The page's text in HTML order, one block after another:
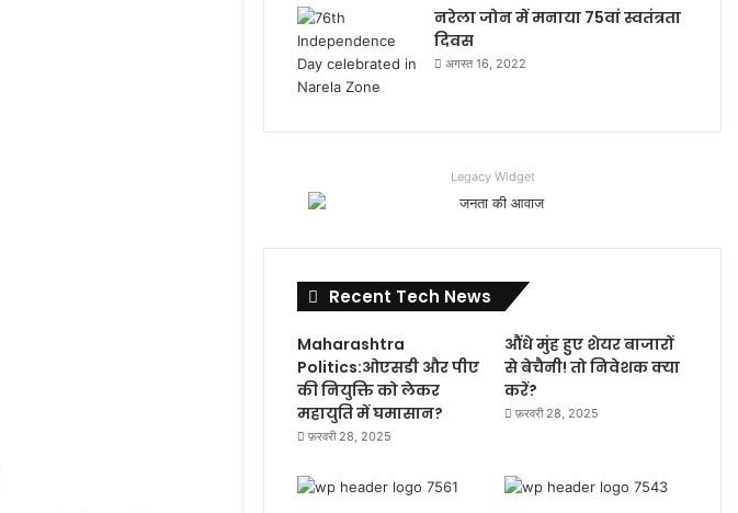
नरेला जोन में मनाया 75वां स्वतंत्रता
दिवस
अगस्त 16, 2022
Legacy Widget
Recent Tech News
Maharashtra
Politics:ओएसडी और पीए
की नियुक्ति को लेकर
महायुति में घमासान?
फ़रवरी 28, 2025
औंधे मुंह हुए शेयर बाजारों
से बेचैनी! तो निवेशक क्या
करें?
फ़रवरी 28, 2025